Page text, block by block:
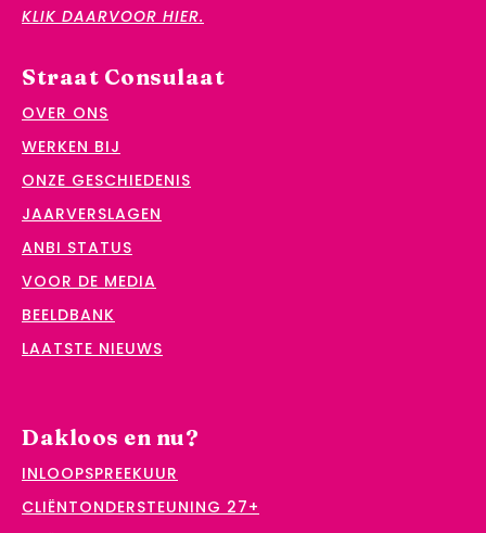
KLIK DAARVOOR HIER.
Straat Consulaat
OVER ONS
WERKEN BIJ
ONZE GESCHIEDENIS
JAARVERSLAGEN
ANBI STATUS
VOOR DE MEDIA
BEELDBANK
LAATSTE NIEUWS
Dakloos en nu?
INLOOPSPREEKUUR
CLIËNTONDERSTEUNING 27+